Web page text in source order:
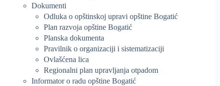
Dokumenti
Odluka o opštinskoj upravi opštine Bogatić
Plan razvoja opštine Bogatić
Planska dokumenta
Pravilnik o organizaciji i sistematizaciji
Ovlašćena lica
Regionalni plan upravljanja otpadom
Informator o radu opštine Bogatić